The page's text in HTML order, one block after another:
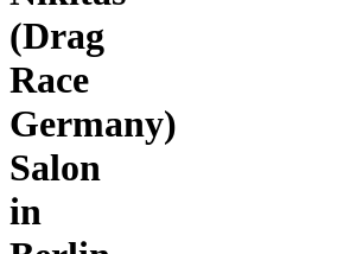
(Drag
Race
Germany)
Salon
in